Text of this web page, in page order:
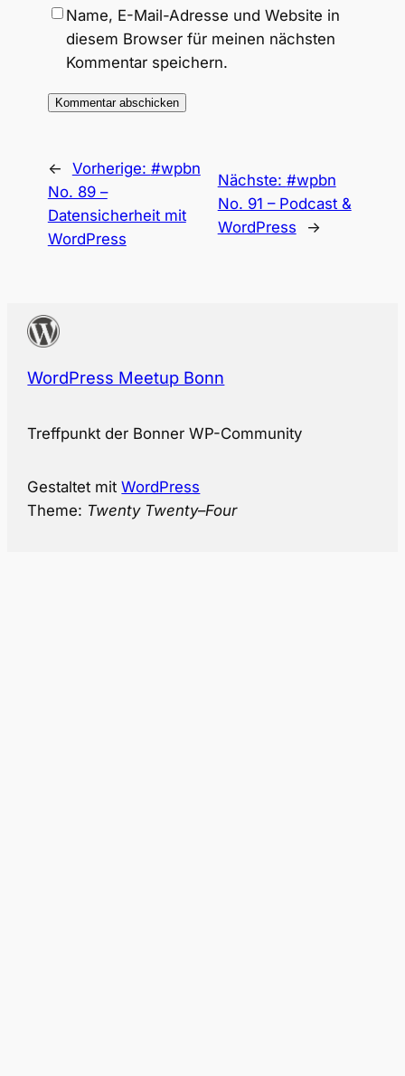
Name, E-Mail-Adresse und Website in
diesem Browser für meinen nächsten
Kommentar speichern.
← Vorherige: #wpbn
No. 89 –
Datensicherheit mit
WordPress
Nächste: #wpbn
No. 91 – Podcast &
WordPress
→
WordPress Meetup Bonn
Treffpunkt der Bonner WP-Community
Gestaltet mitWordPress
Theme: Twenty Twenty–Four